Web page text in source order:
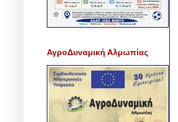
ΑγροΔυναμική Αλμωπίας